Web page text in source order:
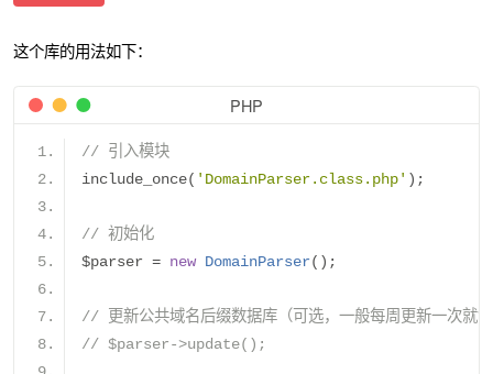
这个库的用法如下：
PHP
// 引入模块
include_once( 'DomainParser.class.php' );
// 初始化
$parser = new DomainParser();
// 更新公共域名后缀数据库（可选，一般每周更新一次就
// $parser->update();